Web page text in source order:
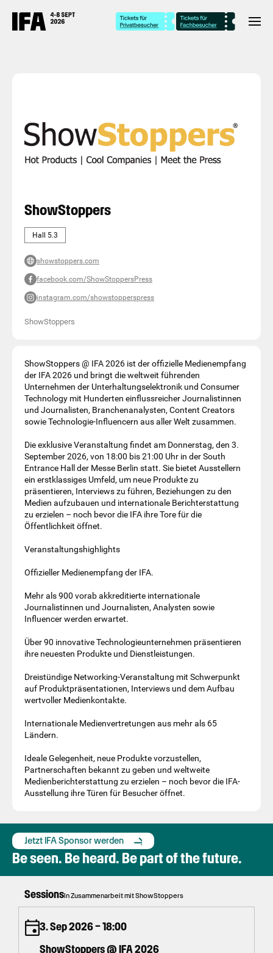
ShowStoppers
Hall 5.3
showstoppers.com
facebook.com/ShowStoppersPress
instagram.com/showstopperspress
ShowStoppers
ShowStoppers @ IFA 2026 ist der offizielle Medienempfang
der IFA 2026 und bringt die weltweit führenden
Unternehmen der Unterhaltungselektronik und Consumer
Technology mit Hunderten einflussreicher Journalistinnen
und Journalisten, Branchenanalysten, Content Creators
sowie Technologie-Influencern aus aller Welt zusammen.
Die exklusive Veranstaltung findet am Donnerstag, den 3.
September 2026, von 18:00 bis 21:00 Uhr in der South
Entrance Hall der Messe Berlin statt. Sie bietet Ausstellern
ein erstklassiges Umfeld, um neue Produkte zu
präsentieren, Interviews zu führen, Beziehungen zu den
Medien aufzubauen und internationale Berichterstattung
zu erzielen – noch bevor die IFA ihre Tore für die
Öffentlichkeit öffnet.
Veranstaltungshighlights
Offizieller Medienempfang der IFA.
Mehr als 900 vorab akkreditierte internationale
Journalistinnen und Journalisten, Analysten sowie
Influencer werden erwartet.
Über 90 innovative Technologieunternehmen präsentieren
ihre neuesten Produkte und Dienstleistungen.
Dreistündige Networking-Veranstaltung mit Schwerpunkt
auf Produktpräsentationen, Interviews und dem Aufbau
wertvoller Medienkontakte.
Internationale Medienvertretungen aus mehr als 65
Ländern.
Ideale Gelegenheit, neue Produkte vorzustellen,
Partnerschaften bekannt zu geben und weltweite
Medienberichterstattung zu erzielen – noch bevor die IFA-
Ausstellung ihre Türen für Besucher öffnet.
Jetzt IFA Sponsor werden
Be seen. Be heard. Be part of the future.
SessionsIn Zusammenarbeit mit ShowStoppers
3. Sep 2026 – 18:00
ShowStoppers @ IFA 2026